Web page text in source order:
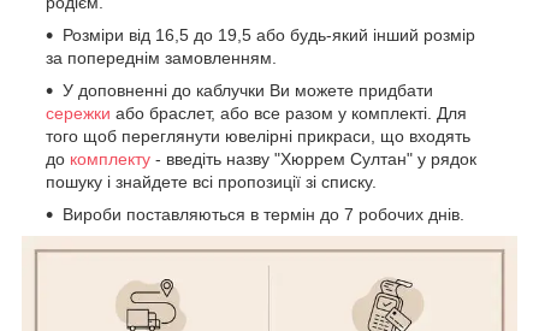
Розміри від 16,5 до 19,5 або будь-який інший розмір
за попереднім замовленням.
У доповненні до каблучки Ви можете придбати
сережки або браслет, або все разом у комплекті. Для
того щоб переглянути ювелірні прикраси, що входять
до комплекту - введіть назву "Хюррем Султан" у рядок
пошуку і знайдете всі пропозиції зі списку.
Вироби поставляються в термін до 7 робочих днів.